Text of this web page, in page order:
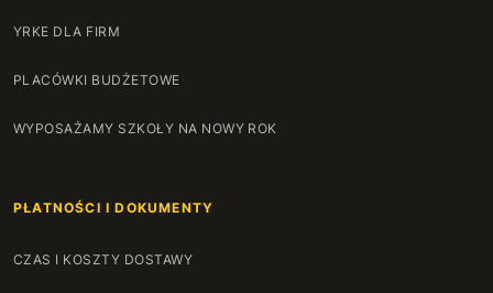
YRKE DLA FIRM
PLACÓWKI BUDŻETOWE
WYPOSAŻAMY SZKOŁY NA NOWY ROK
PŁATNOŚCI I DOKUMENTY
CZAS I KOSZTY DOSTAWY